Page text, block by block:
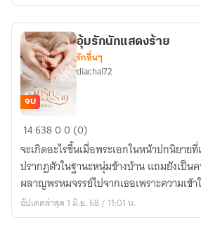
อุ้ม
นัก
แสดง
ร้าย
จบ
อุ้มรักนักแสดงร้าย
รักอื่นๆ
diachai72
1463800 (0)
จะเกิดอะไรขึ้นเมื่อพระเอกในหน้าปกนิยาย
ปรากฏตัวในฐานะหนุ่มข้างบ้าน แถมยังเป็น
ผลาญพรหมจรรย์ไปจากเธอเพราะความเข้า
อัปเดตล่าสุด 1 มิ.ย. 68 / 11:01 น.